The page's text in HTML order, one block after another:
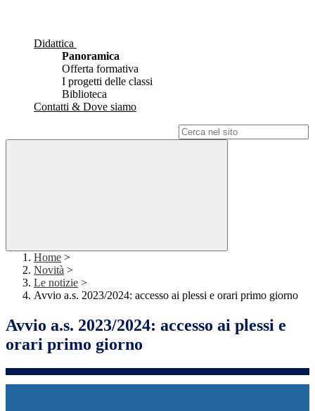
Didattica
Panoramica
Offerta formativa
I progetti delle classi
Biblioteca
Contatti & Dove siamo
Home >
Novità >
Le notizie >
Avvio a.s. 2023/2024: accesso ai plessi e orari primo giorno
Avvio a.s. 2023/2024: accesso ai plessi e
orari primo giorno